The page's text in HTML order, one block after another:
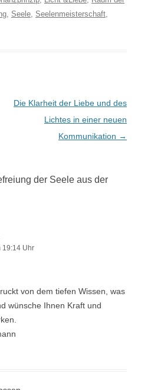
, Seele, Seelenmeisterschaft,
Die Klarheit der Liebe und des
Lichtes in einer neuen
Kommunikation →
der Seele aus der
19:14 Uhr
von dem tiefen Wissen, was
wünsche Ihnen Kraft und